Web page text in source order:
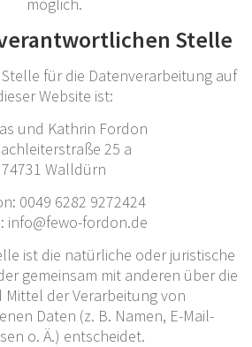
Stelle
für die Datenverarbeitung auf
Website ist:
und Kathrin Fordon
25 a
74731 Walldürn
0049 6282 9272424
info@fewo-fordon.de
ist die natürliche oder juristische
gemeinsam mit anderen über die
Mittel der Verarbeitung von
Daten (z. B. Namen, E-Mail-
o. Ä.) entscheidet.